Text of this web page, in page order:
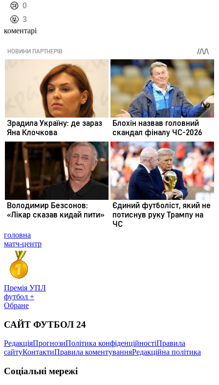
️😢 0
️🤬 3
коментарі
головна
матч-центр
Премія УПЛ
футбол +
Обране
САЙТ ФУТБОЛ 24
РедакціяПрогнозиПолітика конфіденційностіПравила
сайтуКонтактиПравила коментуванняРедакційна політика
Соціальні мережі